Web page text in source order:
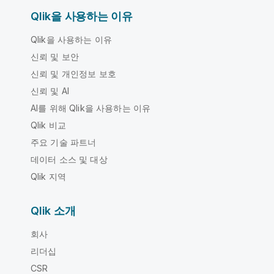
Qlik을 사용하는 이유
Qlik을 사용하는 이유
신뢰 및 보안
신뢰 및 개인정보 보호
신뢰 및 AI
AI를 위해 Qlik을 사용하는 이유
Qlik 비교
주요 기술 파트너
데이터 소스 및 대상
Qlik 지역
Qlik 소개
회사
리더십
CSR